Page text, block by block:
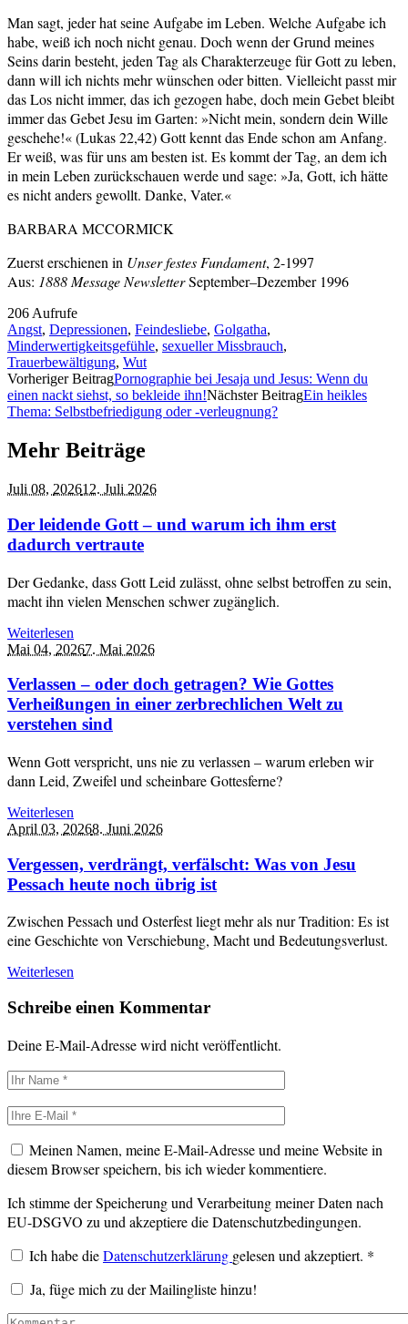
Man sagt, jeder hat seine Aufgabe im Leben. Welche Aufgabe ich
habe, weiß ich noch nicht genau. Doch wenn der Grund meines
Seins darin besteht, jeden Tag als Charakterzeuge für Gott zu leben,
dann will ich nichts mehr wünschen oder bitten. Vielleicht passt mir
das Los nicht immer, das ich gezogen habe, doch mein Gebet bleibt
immer das Gebet Jesu im Garten: »Nicht mein, sondern dein Wille
geschehe!« (Lukas 22,42) Gott kennt das Ende schon am Anfang.
Er weiß, was für uns am besten ist. Es kommt der Tag, an dem ich
in mein Leben zurückschauen werde und sage: »Ja, Gott, ich hätte
es nicht anders gewollt. Danke, Vater.«
BARBARA MCCORMICK
Zuerst erschienen in Unser festes Fundament, 2-1997
Aus: 1888 Message NewsletterSeptember–Dezember 1996
206 Aufrufe
Angst, Depressionen, Feindesliebe, Golgatha,
Minderwertigkeitsgefühle, sexueller Missbrauch,
Trauerbewältigung, Wut
Vorheriger BeitragPornographie bei Jesaja und Jesus: Wenn du
einen nackt siehst, so bekleide ihn!Nächster BeitragEin heikles
Thema: Selbstbefriedigung oder ‑verleugnung?
Mehr Beiträge
Juli 08, 202612. Juli 2026
Der leidende Gott – und warum ich ihm erst
dadurch vertraute
Der Gedanke, dass Gott Leid zulässt, ohne selbst betroffen zu sein,
macht ihn vielen Menschen schwer zugänglich.
Weiterlesen
Mai 04, 20267. Mai 2026
Verlassen – oder doch getragen? Wie Gottes
Verheißungen in einer zerbrechlichen Welt zu
verstehen sind
Wenn Gott verspricht, uns nie zu verlassen – warum erleben wir
dann Leid, Zweifel und scheinbare Gottesferne?
Weiterlesen
April 03, 20268. Juni 2026
Vergessen, verdrängt, verfälscht: Was von Jesu
Pessach heute noch übrig ist
Zwischen Pessach und Osterfest liegt mehr als nur Tradition: Es ist
eine Geschichte von Verschiebung, Macht und Bedeutungsverlust.
Weiterlesen
Schreibe einen Kommentar
Deine E-Mail-Adresse wird nicht veröffentlicht.
Meinen Namen, meine E-Mail-Adresse und meine Website in
diesem Browser speichern, bis ich wieder kommentiere.
Ich stimme der Speicherung und Verarbeitung meiner Daten nach
EU-DSGVO zu und akzeptiere die Datenschutzbedingungen.
Ich habe dieDatenschutzerklärung gelesen und akzeptiert. *
Ja, füge mich zu der Mailingliste hinzu!